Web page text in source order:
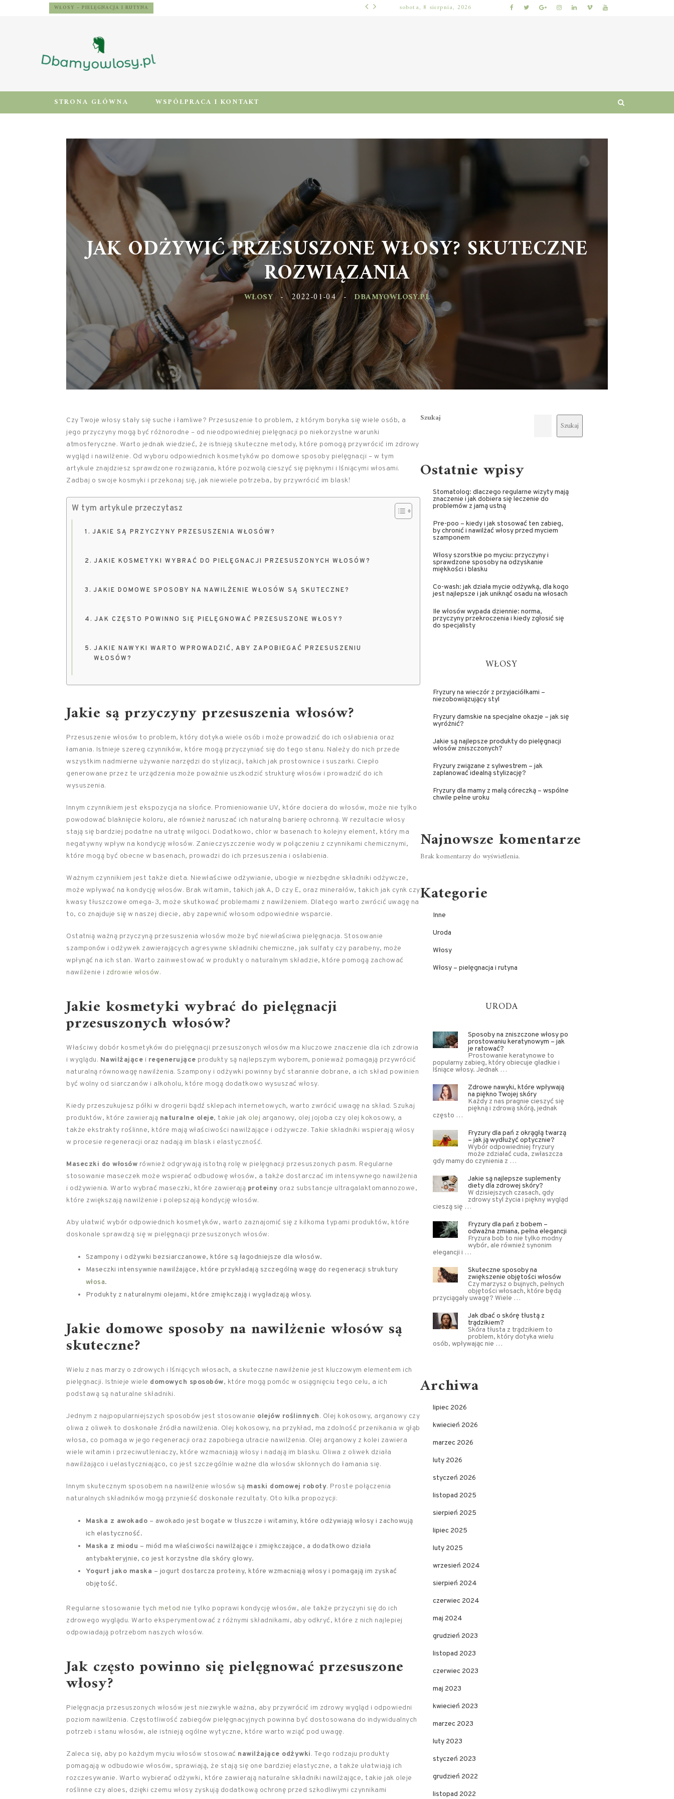
WŁOSY – PIELĘGNACJA I RUTYNA WŁOSY – PIELĘGNACJA I RUTYNA
sobota, 8 sierpnia, 2026
STRONA GŁÓWNA WSPÓŁPRACA I KONTAKT
JAK ODŻYWIĆ PRZESUSZONE WŁOSY? SKUTECZNE
ROZWIĄZANIA
WŁOSY - 2022-01-04 - DBAMYOWLOSY.PL
Czy Twoje włosy stały się suche i łamliwe? Przesuszenie to problem, z którym boryka się wiele osób, a
jego przyczyny mogą być różnorodne – od nieodpowiedniej pielęgnacji po niekorzystne warunki
atmosferyczne. Warto jednak wiedzieć, że istnieją skuteczne metody, które pomogą przywrócić im zdrowy
wygląd i nawilżenie. Od wyboru odpowiednich kosmetyków po domowe sposoby pielęgnacji – w tym
artykule znajdziesz sprawdzone rozwiązania, które pozwolą cieszyć się pięknymi i lśniącymi włosami.
Zadbaj o swoje kosmyki i przekonaj się, jak niewiele potrzeba, by przywrócić im blask!
W tym artykule przeczytasz
JAKIE SĄ PRZYCZYNY PRZESUSZENIA WŁOSÓW?
JAKIE KOSMETYKI WYBRAĆ DO PIELĘGNACJI PRZESUSZONYCH WŁOSÓW?
JAKIE DOMOWE SPOSOBY NA NAWILŻENIE WŁOSÓW SĄ SKUTECZNE?
JAK CZĘSTO POWINNO SIĘ PIELĘGNOWAĆ PRZESUSZONE WŁOSY?
JAKIE NAWYKI WARTO WPROWADZIĆ, ABY ZAPOBIEGAĆ PRZESUSZENIU
WŁOSÓW?
Jakie są przyczyny przesuszenia włosów?
Przesuszenie włosów to problem, który dotyka wiele osób i może prowadzić do ich osłabienia oraz
łamania. Istnieje szereg czynników, które mogą przyczyniać się do tego stanu. Należy do nich przede
wszystkim nadmierne używanie narzędzi do stylizacji, takich jak prostownice i suszarki. Ciepło
generowane przez te urządzenia może poważnie uszkodzić strukturę włosów i prowadzić do ich
wysuszenia.
Innym czynnikiem jest ekspozycja na słońce. Promieniowanie UV, które dociera do włosów, może nie tylko
powodować blaknięcie koloru, ale również naruszać ich naturalną barierę ochronną. W rezultacie włosy
stają się bardziej podatne na utratę wilgoci. Dodatkowo, chlor w basenach to kolejny element, który ma
negatywny wpływ na kondycję włosów. Zanieczyszczenie wody w połączeniu z czynnikami chemicznymi,
które mogą być obecne w basenach, prowadzi do ich przesuszenia i osłabienia.
Ważnym czynnikiem jest także dieta. Niewłaściwe odżywianie, ubogie w niezbędne składniki odżywcze,
może wpływać na kondycję włosów. Brak witamin, takich jak A, D czy E, oraz minerałów, takich jak cynk czy
kwasy tłuszczowe omega-3, może skutkować problemami z nawilżeniem. Dlatego warto zwrócić uwagę na
to, co znajduje się w naszej diecie, aby zapewnić włosom odpowiednie wsparcie.
Ostatnią ważną przyczyną przesuszenia włosów może być niewłaściwa pielęgnacja. Stosowanie
szamponów i odżywek zawierających agresywne składniki chemiczne, jak sulfaty czy parabeny, może
wpłynąć na ich stan. Warto zainwestować w produkty o naturalnym składzie, które pomogą zachować
nawilżenie i zdrowie włosów.
Jakie kosmetyki wybrać do pielęgnacji
przesuszonych włosów?
Właściwy dobór kosmetyków do pielęgnacji przesuszonych włosów ma kluczowe znaczenie dla ich zdrowia
i wyglądu. Nawilżające i regenerujące produkty są najlepszym wyborem, ponieważ pomagają przywrócić
naturalną równowagę nawilżenia. Szampony i odżywki powinny być starannie dobrane, a ich skład powinien
być wolny od siarczanów i alkoholu, które mogą dodatkowo wysuszać włosy.
Kiedy przeszukujesz półki w drogerii bądź sklepach internetowych, warto zwrócić uwagę na skład. Szukaj
produktów, które zawierają naturalne oleje, takie jak olej arganowy, olej jojoba czy olej kokosowy, a
także ekstrakty roślinne, które mają właściwości nawilżające i odżywcze. Takie składniki wspierają włosy
w procesie regeneracji oraz nadają im blask i elastyczność.
Maseczki do włosów również odgrywają istotną rolę w pielęgnacji przesuszonych pasm. Regularne
stosowanie maseczek może wspierać odbudowę włosów, a także dostarczać im intensywnego nawilżenia
i odżywienia. Warto wybrać maseczki, które zawierają proteiny oraz substancje ultragalaktomannozowe,
które zwiększają nawilżenie i polepszają kondycję włosów.
Aby ułatwić wybór odpowiednich kosmetyków, warto zaznajomić się z kilkoma typami produktów, które
doskonale sprawdzą się w pielęgnacji przesuszonych włosów:
Szampony i odżywki bezsiarczanowe, które są łagodniejsze dla włosów.
Maseczki intensywnie nawilżające, które przykładają szczególną wagę do regeneracji struktury
włosa.
Produkty z naturalnymi olejami, które zmiękczają i wygładzają włosy.
Jakie domowe sposoby na nawilżenie włosów są
skuteczne?
Wielu z nas marzy o zdrowych i lśniących włosach, a skuteczne nawilżenie jest kluczowym elementem ich
pielęgnacji. Istnieje wiele domowych sposobów, które mogą pomóc w osiągnięciu tego celu, a ich
podstawą są naturalne składniki.
Jednym z najpopularniejszych sposobów jest stosowanie olejów roślinnych. Olej kokosowy, arganowy czy
oliwa z oliwek to doskonałe źródła nawilżenia. Olej kokosowy, na przykład, ma zdolność przenikania w głąb
włosa, co pomaga w jego regeneracji oraz zapobiega utracie nawilżenia. Olej arganowy z kolei zawiera
wiele witamin i przeciwutleniaczy, które wzmacniają włosy i nadają im blasku. Oliwa z oliwek działa
nawilżająco i uelastyczniająco, co jest szczególnie ważne dla włosów skłonnych do łamania się.
Innym skutecznym sposobem na nawilżenie włosów są maski domowej roboty. Proste połączenia
naturalnych składników mogą przynieść doskonałe rezultaty. Oto kilka propozycji:
Maska z awokado – awokado jest bogate w tłuszcze i witaminy, które odżywiają włosy i zachowują
ich elastyczność.
Maska z miodu – miód ma właściwości nawilżające i zmiękczające, a dodatkowo działa
antybakteryjnie, co jest korzystne dla skóry głowy.
Yogurt jako maska – jogurt dostarcza proteiny, które wzmacniają włosy i pomagają im zyskać
objętość.
Regularne stosowanie tych metod nie tylko poprawi kondycję włosów, ale także przyczyni się do ich
zdrowego wyglądu. Warto eksperymentować z różnymi składnikami, aby odkryć, które z nich najlepiej
odpowiadają potrzebom naszych włosów.
Jak często powinno się pielęgnować przesuszone
włosy?
Pielęgnacja przesuszonych włosów jest niezwykle ważna, aby przywrócić im zdrowy wygląd i odpowiedni
poziom nawilżenia. Częstotliwość zabiegów pielęgnacyjnych powinna być dostosowana do indywidualnych
potrzeb i stanu włosów, ale istnieją ogólne wytyczne, które warto wziąć pod uwagę.
Zaleca się, aby po każdym myciu włosów stosować nawilżające odżywki. Tego rodzaju produkty
pomagają w odbudowie włosów, sprawiają, że stają się one bardziej elastyczne, a także ułatwiają ich
rozczesywanie. Warto wybierać odżywki, które zawierają naturalne składniki nawilżające, takie jak oleje
roślinne czy aloes, dzięki czemu włosy zyskują dodatkową ochronę przed szkodliwymi czynnikami
Szukaj
Szukaj
Ostatnie wpisy
Stomatolog: dlaczego regularne wizyty mają
znaczenie i jak dobiera się leczenie do
problemów z jamą ustną
Pre-poo – kiedy i jak stosować ten zabieg,
by chronić i nawilżać włosy przed myciem
szamponem
Włosy szorstkie po myciu: przyczyny i
sprawdzone sposoby na odzyskanie
miękkości i blasku
Co-wash: jak działa mycie odżywką, dla kogo
jest najlepsze i jak uniknąć osadu na włosach
Ile włosów wypada dziennie: norma,
przyczyny przekroczenia i kiedy zgłosić się
do specjalisty
WŁOSY
Fryzury na wieczór z przyjaciółkami –
niezobowiązujący styl
Fryzury damskie na specjalne okazje – jak się
wyróżnić?
Jakie są najlepsze produkty do pielęgnacji
włosów zniszczonych?
Fryzury związane z sylwestrem – jak
zaplanować idealną stylizację?
Fryzury dla mamy z małą córeczką – wspólne
chwile pełne uroku
Najnowsze komentarze
Brak komentarzy do wyświetlenia.
Kategorie
Inne
Uroda
Włosy
Włosy – pielęgnacja i rutyna
URODA
Sposoby na zniszczone włosy po
prostowaniu keratynowym – jak
je ratować?
Prostowanie keratynowe to
popularny zabieg, który obiecuje gładkie i
lśniące włosy. Jednak …
Zdrowe nawyki, które wpływają
na piękno Twojej skóry
Każdy z nas pragnie cieszyć się
piękną i zdrową skórą, jednak
często …
Fryzury dla pań z okrągłą twarzą
– jak ją wydłużyć optycznie?
Wybór odpowiedniej fryzury
może zdziałać cuda, zwłaszcza
gdy mamy do czynienia z …
Jakie są najlepsze suplementy
diety dla zdrowej skóry?
W dzisiejszych czasach, gdy
zdrowy styl życia i piękny wygląd
cieszą się …
Fryzury dla pań z bobem –
odważna zmiana, pełna elegancji
Fryzura bob to nie tylko modny
wybór, ale również synonim
elegancji i …
Skuteczne sposoby na
zwiększenie objętości włosów
Czy marzysz o bujnych, pełnych
objętości włosach, które będą
przyciągały uwagę? Wiele …
Jak dbać o skórę tłustą z
trądzikiem?
Skóra tłusta z trądzikiem to
problem, który dotyka wielu
osób, wpływając nie …
Archiwa
lipiec 2026
kwiecień 2026
marzec 2026
luty 2026
styczeń 2026
listopad 2025
sierpień 2025
lipiec 2025
luty 2025
wrzesień 2024
sierpień 2024
czerwiec 2024
maj 2024
grudzień 2023
listopad 2023
czerwiec 2023
maj 2023
kwiecień 2023
marzec 2023
luty 2023
styczeń 2023
grudzień 2022
listopad 2022